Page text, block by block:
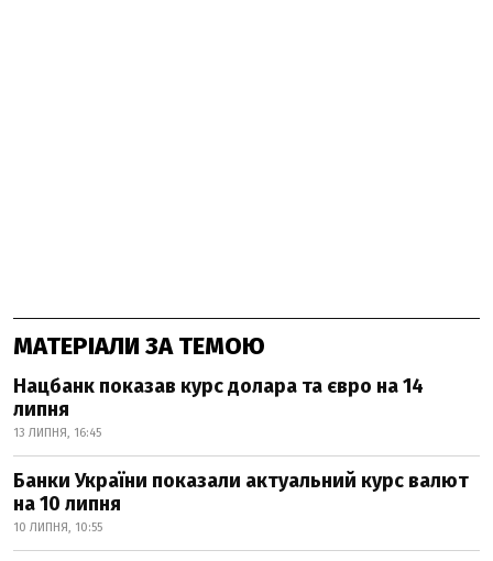
МАТЕРІАЛИ ЗА ТЕМОЮ
Нацбанк показав курс долара та євро на 14
липня
13 ЛИПНЯ, 16:45
Банки України показали актуальний курс валют
на 10 липня
10 ЛИПНЯ, 10:55